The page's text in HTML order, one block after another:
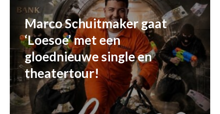
Marco Schuitmaker gaat
‘Loesoe’ met een
gloednieuwe single en
theatertour!